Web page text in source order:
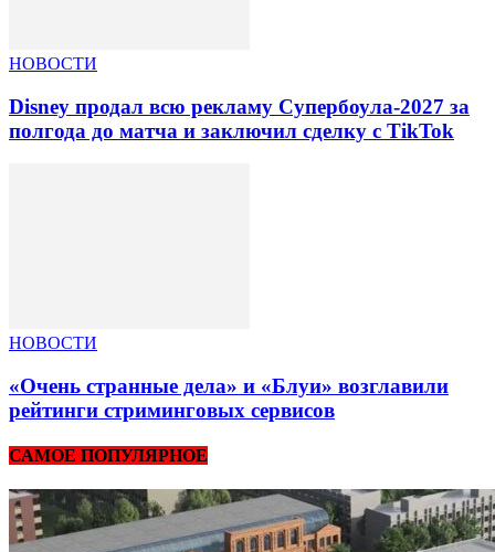
НОВОСТИ
Disney продал всю рекламу Супербоула-2027 за
полгода до матча и заключил сделку с TikTok
НОВОСТИ
«Очень странные дела» и «Блуи» возглавили
рейтинги стриминговых сервисов
САМОЕ ПОПУЛЯРНОЕ